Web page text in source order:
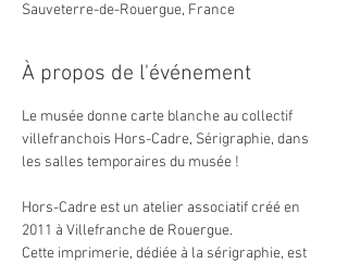
Sauveterre-de-Rouergue, France
À propos de l'événement
Le musée donne carte blanche au collectif
villefranchois Hors-Cadre, Sérigraphie, dans
les salles temporaires du musée !
Hors-Cadre est un atelier associatif créé en
2011 à Villefranche de Rouergue.
Cette imprimerie, dédiée à la sérigraphie, est